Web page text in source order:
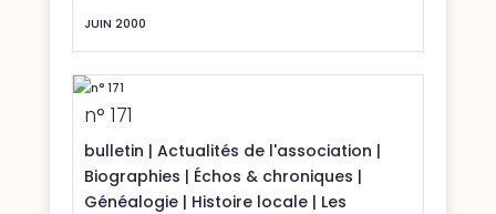
JUIN 2000
n° 171
bulletin | Actualités de l'association |
Biographies | Échos & chroniques |
Généalogie| Histoire locale| Les